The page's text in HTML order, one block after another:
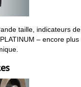
taille, indicateurs de
– encore plus